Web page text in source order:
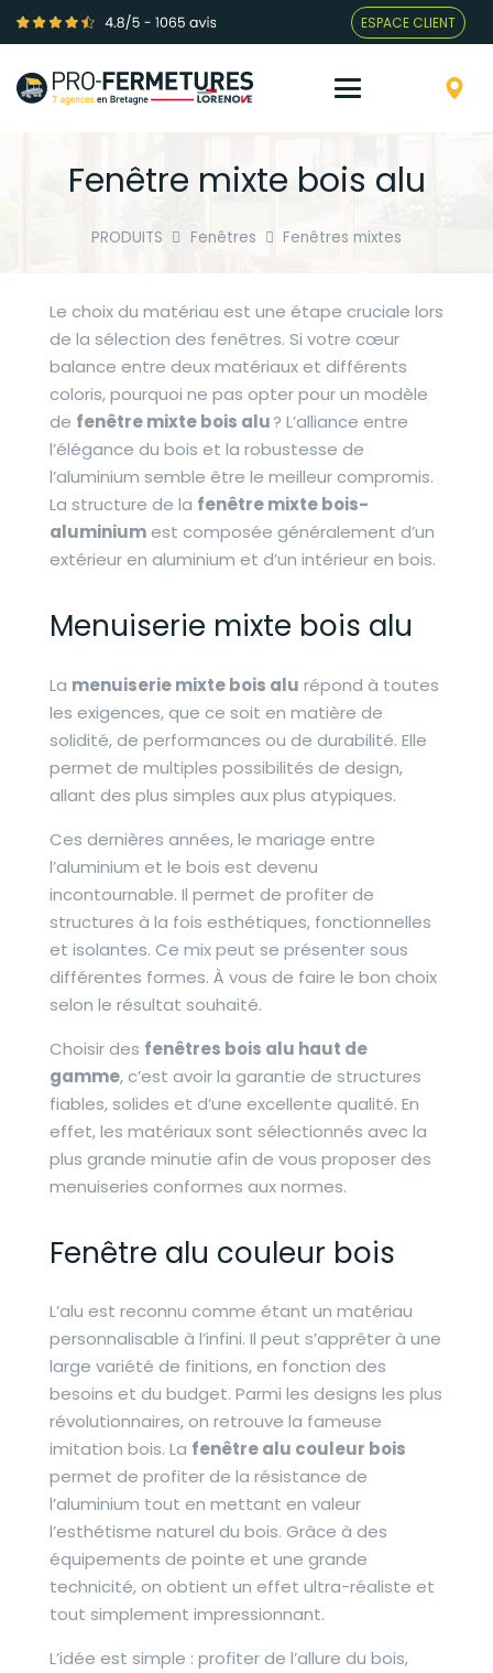
ESPACE CLIENT
Fenêtre mixte bois alu
PRODUITS Fenêtres Fenêtres mixtes
Le choix du matériau est une étape cruciale lors
de la sélection des fenêtres. Si votre cœur
balance entre deux matériaux et différents
coloris, pourquoi ne pas opter pour un modèle
de fenêtre mixte bois alu? L’alliance entre
l’élégance du bois et la robustesse de
l’aluminium semble être le meilleur compromis.
La structure de la fenêtre mixte bois-
aluminiumest composée généralement d’un
extérieur en aluminium et d’un intérieur en bois.
Menuiserie mixte bois alu
La menuiserie mixte bois alu répond à toutes
les exigences, que ce soit en matière de
solidité, de performances ou de durabilité. Elle
permet de multiples possibilités de design,
allant des plus simples aux plus atypiques.
Ces dernières années, le mariage entre
l’aluminium et le bois est devenu
incontournable. Il permet de profiter de
structures à la fois esthétiques, fonctionnelles
et isolantes. Ce mix peut se présenter sous
différentes formes. À vous de faire le bon choix
selon le résultat souhaité.
Choisir des fenêtres bois alu haut de
gamme, c’est avoir la garantie de structures
fiables, solides et d’une excellente qualité. En
effet, les matériaux sont sélectionnés avec la
plus grande minutie afin de vous proposer des
menuiseries conformes aux normes.
Fenêtre alu couleur bois
L’alu est reconnu comme étant un matériau
personnalisable à l’infini. Il peut s’apprêter à une
large variété de finitions, en fonction des
besoins et du budget. Parmi les designs les plus
révolutionnaires, on retrouve la fameuse
imitation bois. La fenêtre alu couleur bois
permet de profiter de la résistance de
l’aluminium tout en mettant en valeur
l’esthétisme naturel du bois. Grâce à des
équipements de pointe et une grande
technicité, on obtient un effet ultra-réaliste et
tout simplement impressionnant.
L’idée est simple : profiter de l’allure du bois,